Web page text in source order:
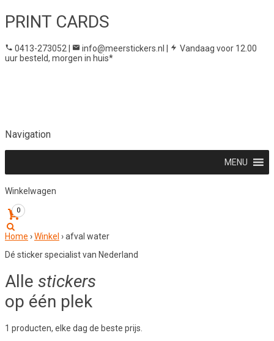
PRINT CARDS
0413-273052 | info@meerstickers.nl |
Vandaag voor 12.00
uur besteld, morgen in huis*
Navigation
MENU
Winkelwagen
0
Home ›Winkel ›afval water
Dé sticker specialist van Nederland
Alle stickers
op één plek
1 producten, elke dag de beste prijs.